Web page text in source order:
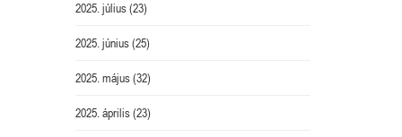
2025. július(23)
2025. június(25)
2025. május(32)
2025. április(23)